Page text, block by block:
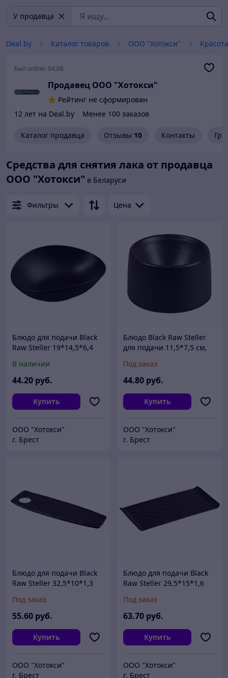
У продавца
Deal.by Каталог товаров ООО "Хотокси"
Был online: 04.08
Продавец ООО "Хотокси"
Рейтинг не сформирован
12 лет на Deal.by
Менее 100 заказов
Каталог продавца Отзывы 10 Контакты
Средства для снятия лака от продавца
ООО "Хотокси" в Беларуси
Фильтры Цена
Блюдо для подачи Black
Raw Steller 19*14,5*6,4
В наличии
44.20 руб.
Купить
ООО "Хотокси"
г. Брест
Блюдо Black Raw Steller
для подачи 11,5*7,5 см,
Под заказ
44.80 руб.
Купить
ООО "Хотокси"
г. Брест
Блюдо для подачи Black
Raw Steller 32,5*10*1,3
Под заказ
55.60 руб.
Купить
ООО "Хотокси"
г. Брест
Блюдо для подачи Black
Raw Steller 29,5*15*1,6
Под заказ
63.70 руб.
Купить
ООО "Хотокси"
г. Брест